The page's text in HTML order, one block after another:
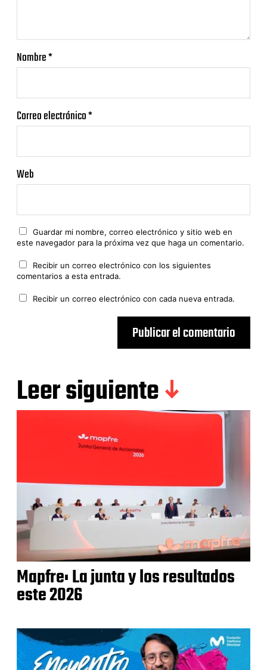
Nombre*
Correo electrónico*
Web
Guardar mi nombre, correo electrónico y sitio web en
este navegador para la próxima vez que haga un comentario.
Recibir un correo electrónico con los siguientes
comentarios a esta entrada.
Recibir un correo electrónico con cada nueva entrada.
Leer siguiente
Mapfre: La junta y los resultados
este 2026